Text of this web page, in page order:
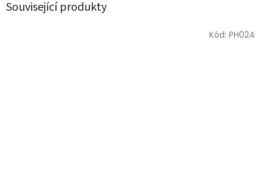
Související produkty
Kód: PH024